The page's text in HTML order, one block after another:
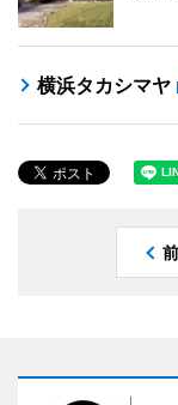
横浜タカシマヤ